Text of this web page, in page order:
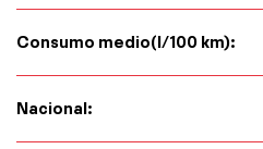
Consumo medio(l/100 km):
Nacional: